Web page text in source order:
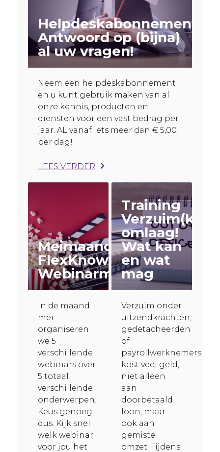
Helpdeskabonnement:
Antwoord op (bijna)
al uw vragen!
Neem een helpdeskabonnement
en u kunt gebruik maken van al
onze kennis, producten en
diensten voor een vast bedrag per
jaar. AL vanaf iets meer dan € 5,00
per dag!
LEES VERDER
Meimaand
FlexKnowledge
Webinarmaand
In de maand
mei
organiseren
we 5
verschillende
webinars over
5 totaal
verschillende
onderwerpen.
Keus genoeg
dus. Kijk snel
welk webinar
voor jou het
Training
omlaag!
Wat kan
en wat
mag
Verzuim onder
uitzendkrachten,
gedetacheerden
of
payrollwerknemers
kost veel geld,
niet alleen
aan
doorbetaald
loon, maar
ook aan
gemiste
omzet. Tijdens